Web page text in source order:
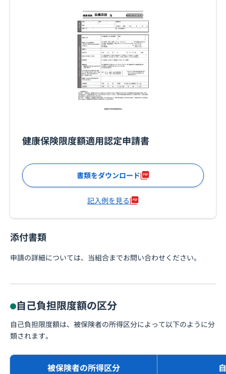
健康保険限度額適用認定申請書
書類をダウンロード
記入例を見る
添付書類
申請の詳細については、当組合までお問い合わせください。
自己負担限度額の区分
自己負担限度額は、被保険者の所得区分によって以下のように分
類されます。
被保険者の所得区分